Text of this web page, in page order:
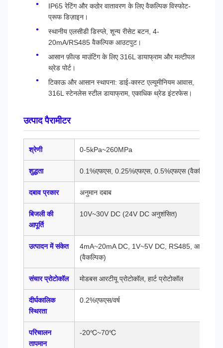
IP65 रेटिंग और कठोर वातावरण के लिए वैकल्पिक विस्फोट-
प्रूफ डिज़ाइन।
स्थानीय एलसीडी डिस्प्ले, शून्य रीसेट बटन, 4-
20mA/RS485 वैकल्पिक आउटपुट।
आसान फ़ील्ड माउंटिंग के लिए 316L डायाफ्राम और मल्टीपल
थ्रेड पोर्ट।
टिकाऊ और आसान स्थापना: डाई-कास्ट एल्यूमीनियम आवास,
316L स्टेनलेस स्टील डायाफ्राम, एकाधिक थ्रेड इंटरफेस।
उत्पाद पैरामीटर
श्रेणी 0-5kPa~260MPa
शुद्धता 0.1%एफएस, 0.25%एफएस, 0.5%एफएस (वैकल्पिक)
दबाव प्रकार अनुमान दबाब
बिजली की
आपूर्ति
10V~30V DC (24V DC अनुशंसित)
उत्पादन में संकेत
4mA~20mA DC, 1V~5V DC, RS485, आदि
(वैकल्पिक)
संचार प्रोटोकॉल मोडबस आरटीयू प्रोटोकॉल, हार्ट प्रोटोकॉल
दीर्घकालिक
स्थिरता
0.2%एफएस/वर्ष
परिचालन
तापमान
-20℃~70℃